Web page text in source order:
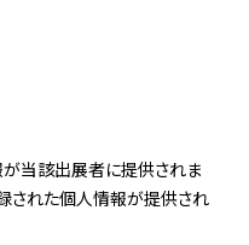
当該出展者に提供されま
録された個人情報が提供され